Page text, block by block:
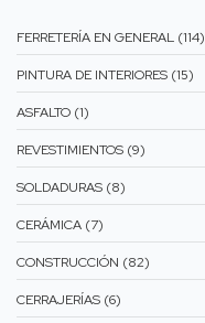
FERRETERÍA EN GENERAL (114)
PINTURA DE INTERIORES (15)
ASFALTO (1)
REVESTIMIENTOS (9)
SOLDADURAS (8)
CERÁMICA (7)
CONSTRUCCIÓN (82)
CERRAJERÍAS (6)